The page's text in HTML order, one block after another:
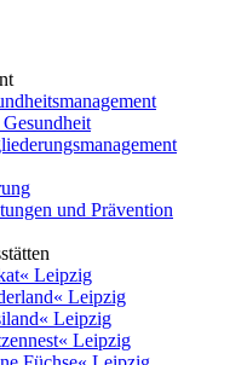
und Prävention
Leipzig
Leipzig
Leipzig
Leipzig